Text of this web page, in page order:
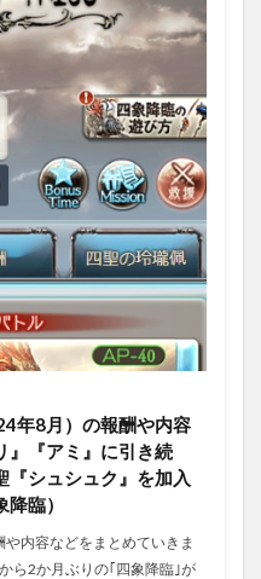
年8月）の報酬や内容
』『アミ』に引き続
シュシュク』を加入
臨）
内容などをまとめていきま
ら2か月ぶりの｢四象降臨｣が